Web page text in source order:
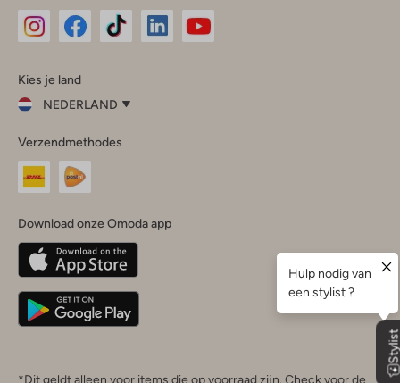
InstagramFacebook
Kies je land
NEDERLAND
je
land
Nederland
Belgique(Français)
Deutschland
Verzendmethodes
Download onze Omoda app
*Dit geldt alleen voor items die op voorraad zijn. Check voor de